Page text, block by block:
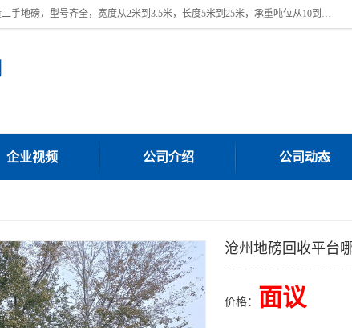
本公司常年出售回收二手地磅，回收出售二手地磅。 近期本公司回收大量二手地磅，型号齐全，宽度从2米到3.5米，长度5米到25米，承重吨位从10到200吨，成色7—9成新。 ? 使用年限6个月至2年，产品来源于个人闲置品，工矿企业停用品，因小换大而来。 精准度和新的一样， 二手地磅是内行人的选择，打个电话就省钱朋友您好等什么
企业视频 公司介绍 公司动态
沧州地磅回收平台
价格： 面议